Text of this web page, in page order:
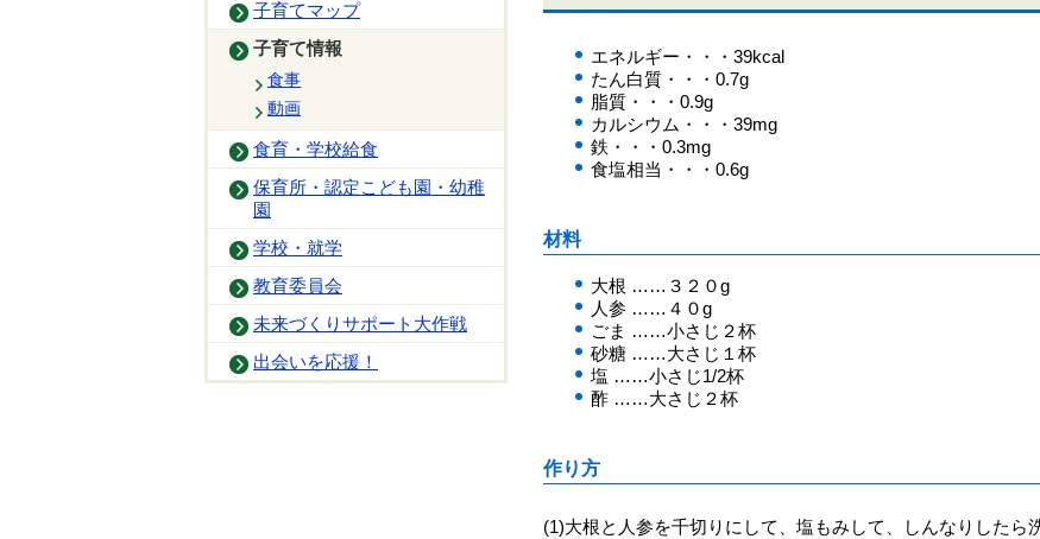
子育てマップ
子育て情報
食事
動画
食育・学校給食
保育所・認定こども園・幼稚
園
学校・就学
教育委員会
未来づくりサポート大作戦
出会いを応援！
エネルギー・・・39kcal
たん白質・・・0.7g
脂質・・・0.9g
カルシウム・・・39mg
鉄・・・0.3mg
食塩相当・・・0.6g
材料
大根 ……３２０g
人参 ……４０g
ごま ……小さじ２杯
砂糖 ……大さじ１杯
塩 ……小さじ1/2杯
酢 ……大さじ２杯
作り方
(1)大根と人参を千切りにして、塩もみして、しんなりしたら